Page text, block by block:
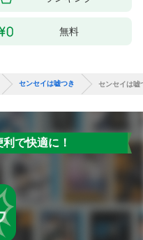
無料
センセイは嘘つき センセイは嘘
で快適に！